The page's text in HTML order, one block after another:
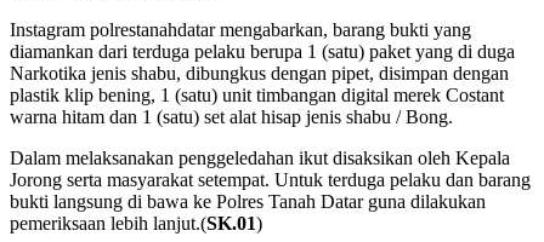
Instagram polrestanahdatar mengabarkan, barang bukti yang
diamankan dari terduga pelaku berupa 1 (satu) paket yang di duga
Narkotika jenis shabu, dibungkus dengan pipet, disimpan dengan
plastik klip bening, 1 (satu) unit timbangan digital merek Costant
warna hitam dan 1 (satu) set alat hisap jenis shabu / Bong.
Dalam melaksanakan penggeledahan ikut disaksikan oleh Kepala
Jorong serta masyarakat setempat. Untuk terduga pelaku dan barang
bukti langsung di bawa ke Polres Tanah Datar guna dilakukan
pemeriksaan lebih lanjut.(SK.01)